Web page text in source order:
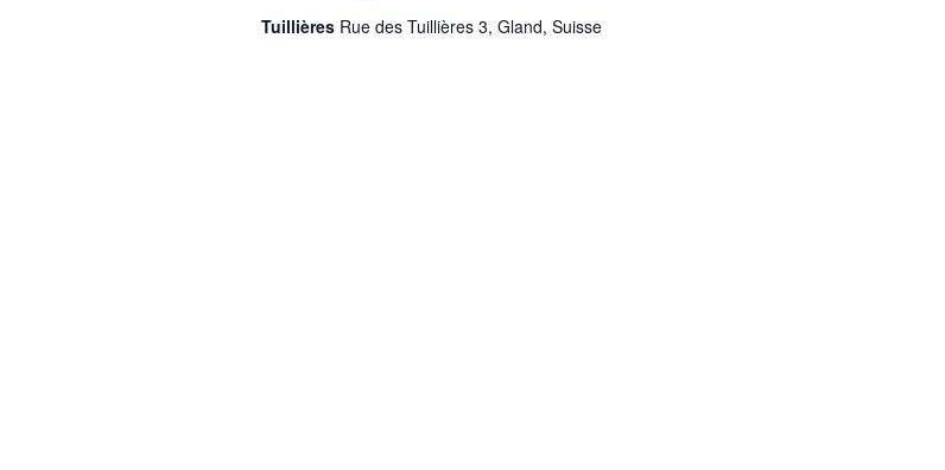
Tuillières Rue des Tuillières 3, Gland, Suisse